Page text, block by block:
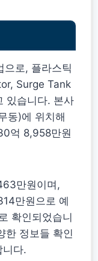
로, 플라스틱
Surge Tank
있습니다. 본사
동)에 위치해
억 8,958만원
만원이며,
만원으로 예
확인되었습니
한 정보들 확인
니다.